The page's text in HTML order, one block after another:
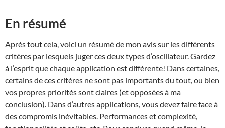
En résumé
Après tout cela, voici un résumé de mon avis sur les différents
critères par lesquels juger ces deux types d’oscillateur. Gardez
à l’esprit que chaque application est différente! Dans certaines,
certains de ces critères ne sont pas importants du tout, ou bien
vos propres priorités sont claires (et opposées à ma
conclusion). Dans d’autres applications, vous devez faire face à
des compromis inévitables. Performances et complexité,